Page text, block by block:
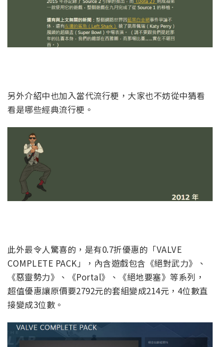
另外介紹中也加入當代流行梗，大家也不妨從中猜看
看是哪些經典流行梗。
此外最令人驚喜的，是有0.7折優惠的「VALVE
COMPLETE PACK」，內含遊戲包含《絕對武力》、
《惡靈勢力》、《Portal》、《絕地要塞》等系列，
超值優惠讓原價要2792元的套組變成214元，4位數直
接變成3位數。